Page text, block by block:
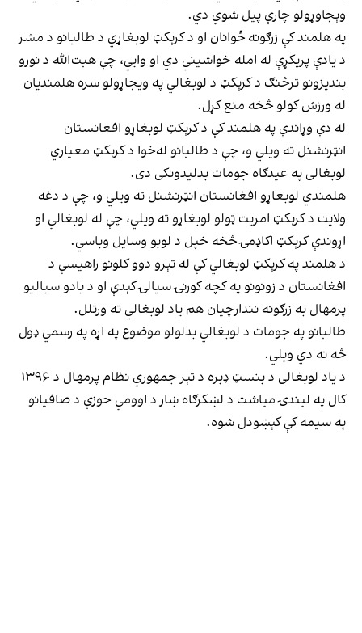
وېجاوړولو چارې پیل شوي دي.
په هلمند کې زرګونه ځوانان او د کرېکټ لوبغاړي د طالبانو د مشر
د یادې پریکړې له امله خواشیني دي او وايي، چې هبت‌الله د نورو
بندیزونو ترڅنګ د کرېکټ د لوبغالي په ویجاړولو سره هلمندیان
له ورزش کولو څخه منع کړل.
له دې وړاندې په هلمند کې د کرېکټ لوبغاړو افغانستان
انټرنشنل ته ویلي و، چې د طالبانو له‌خوا د کرېکټ معیاري
لوبغالی په عیدګاه جومات بدلیدونکی دی.
هلمندي لوبغاړو افغانستان انټرنشنل ته ویلي و، چې د دغه
ولایت د کرېکټ امریت ټولو لوبغاړو ته ویلي، چې له لوبغالي او
اړوندې کرېکټ اکاډمۍ څخه خپل د لوبو وسایل وباسي.
د هلمند په کرېکټ لوبغالي کې له تېرو دوو کلونو راهیسې د
افغانستان د زونونو په کچه کورنۍ سیالۍ کېدې او د یادو سیالیو
پرمهال به زرګونه نندارچیان هم یاد لوبغالي ته ورتلل.
طالبانو په جومات د لوبغالي بدلولو موضوع په اړه په رسمي ډول
څه نه دي ویلي.
د یاد لوبغالی د بنسټ ډبره د تېر جمهوري نظام پرمهال د ۱۳۹۶
کال په لیندۍ میاشت د لښکرګاه ښار د اوومي حوزې د صافیانو
په سیمه کې کېښودل شوه.